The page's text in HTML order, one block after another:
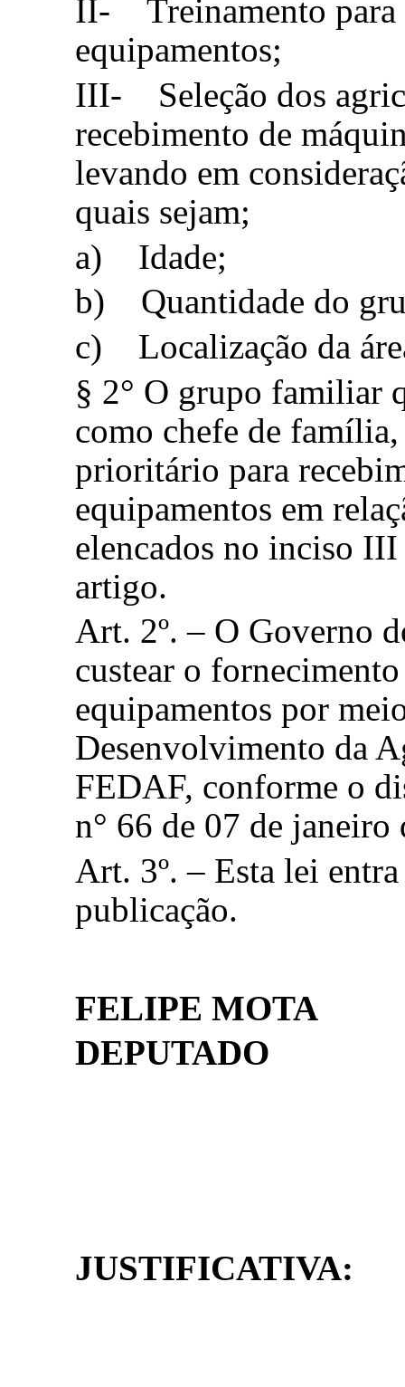
II- Treinamento para
equipamentos;
III- Seleção dos
recebimento de
levando em
quais sejam;
a) Idade;
b) Quantidade do
c) Localização da
§ 2° O grupo familiar
como chefe de
prioritário para
equipamentos em
elencados no inciso
artigo.
Art. 2º. – O Governo
custear o
equipamentos por
Desenvolvimento da
FEDAF, conforme o
n° 66 de 07 de
Art. 3º. – Esta lei
publicação.
FELIPE MOTA
DEPUTADO
JUSTIFICATIVA: